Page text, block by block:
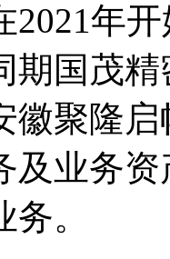
年开
期国茂
徽聚隆
及业务
。